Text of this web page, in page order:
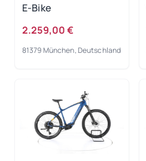
E-Bike
2.259,00 €
81379 München, Deutschland